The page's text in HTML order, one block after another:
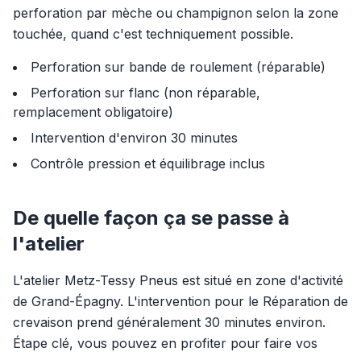
perforation par mèche ou champignon selon la zone
touchée, quand c'est techniquement possible.
Perforation sur bande de roulement (réparable)
Perforation sur flanc (non réparable,
remplacement obligatoire)
Intervention d'environ 30 minutes
Contrôle pression et équilibrage inclus
De quelle façon ça se passe à
l'atelier
L'atelier Metz-Tessy Pneus est situé en zone d'activité
de Grand-Épagny. L'intervention pour le Réparation de
crevaison prend généralement 30 minutes environ.
Étape clé, vous pouvez en profiter pour faire vos